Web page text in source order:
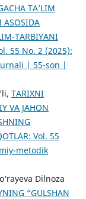
TA’LIM
ASOSIDA
TARBIYANI
55 No. 2 (2025):
| 55-son |
TARIXNI
VA JAHON
Vol. 55
metodik
Dilnoza
“GULSHAN